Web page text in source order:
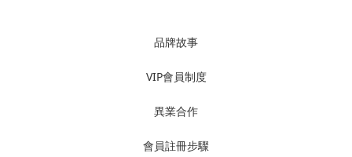
品牌故事
VIP會員制度
異業合作
會員註冊步驟